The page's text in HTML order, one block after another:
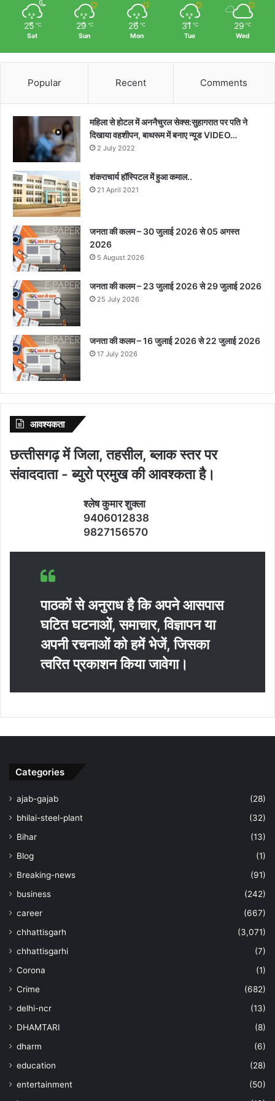
25 ℃
Sat
29 ℃
Sun
26 ℃
Mon
31 ℃
Tue
29 ℃
Wed
Popular Recent Comments
महिला से होटल में अननैचुरल सेक्स:सुहागरात पर पति ने
दिखाया वहशीपन, बाथरूम में बनाए न्यूड VIDEO…
2 July 2022
शंकराचार्य हॉस्पिटल में हुआ कमाल..
21 April 2021
जनता की कलम – 30 जुलाई 2026 से 05 अगस्त
2026
5 August 2026
जनता की कलम – 23 जुलाई 2026 से 29 जुलाई 2026
25 July 2026
जनता की कलम – 16 जुलाई 2026 से 22 जुलाई 2026
17 July 2026
आवश्‍यकता
छत्‍तीसगढ़ में जिला, तहसील, ब्‍लाक स्‍तर पर
संवाददाता - ब्‍युरो प्रमुख की आवश्‍कता है।
श्‍लेष कुमार शुक्‍ला
9406012838
9827156570
पाठकों से अनुराध है कि अपने आसपास
घटित घटनाओं, समाचार, विज्ञापन या
अपनी रचनाओं को हमें भेजें, जिसका
त्‍वरित प्रकाशन किया जावेगा।
Categories
ajab-gajab
(28)
bhilai-steel-plant
(32)
Bihar
(13)
Blog
(1)
Breaking-news
(91)
business
(242)
career
(667)
chhattisgarh
(3,071)
chhattisgarhi
(7)
Corona
(1)
Crime
(682)
delhi-ncr
(13)
DHAMTARI
(8)
dharm
(6)
education
(28)
entertainment
(50)